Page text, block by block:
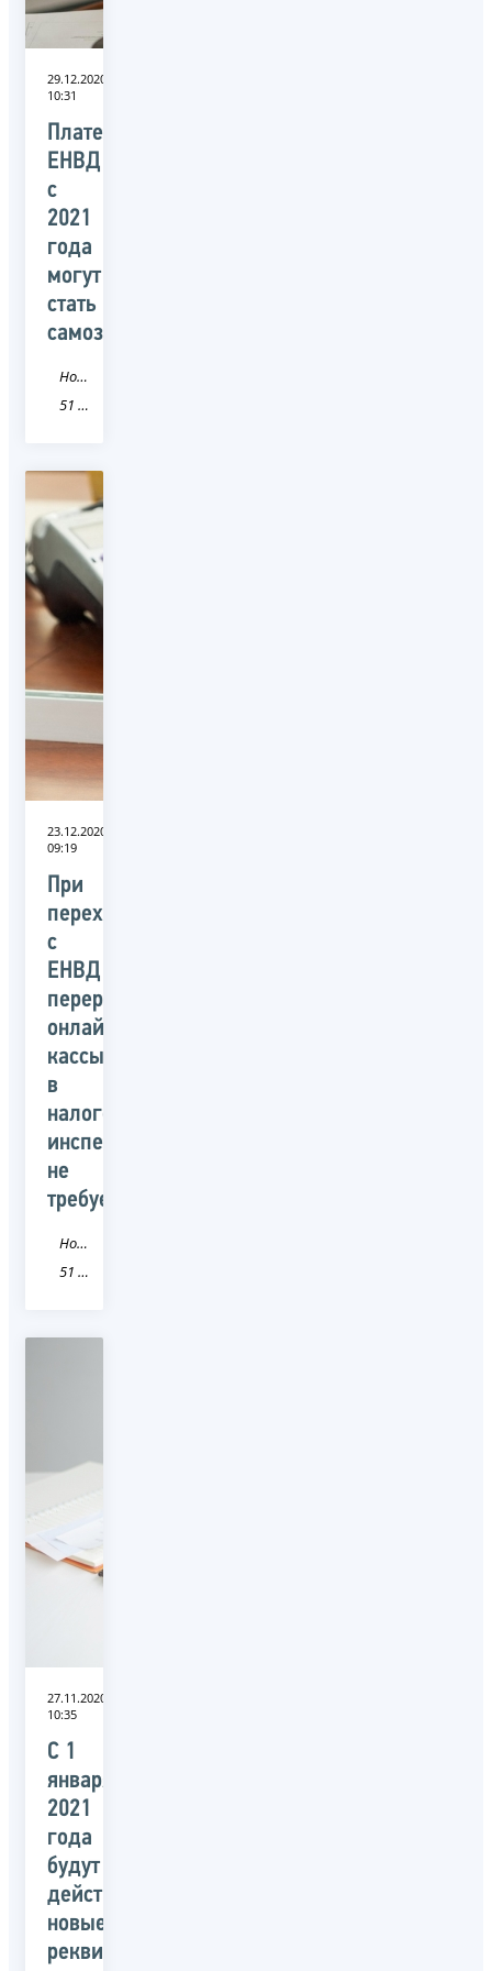
29.12.2020
10:31
Плательщики
ЕНВД
с
2021
года
могут
стать
самозанятыми
Новость
51 Мурманская область
23.12.2020
09:19
При
переходе
с
ЕНВД
перерегистрация
онлайн-
кассы
в
налоговой
инспекции
не
требуется
Новость
51 Мурманская область
27.11.2020
10:35
С 1
января
2021
года
будут
действовать
новые
реквизиты